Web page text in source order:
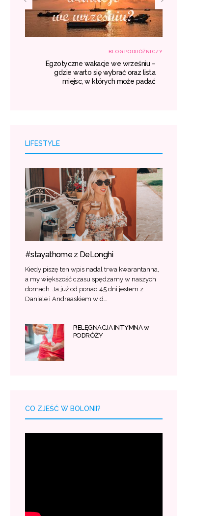
BLOG PODRÓŻNICZY
Egzotyczne wakacje we wrześniu –
gdzie warto się wybrać oraz lista
miejsc, w których może padać
LIFESTYLE
#stayathome z DeLonghi
Kiedy piszę ten wpis nadal trwa kwarantanna,
a my większość czasu spędzamy w naszych
domach. Ja już od ponad 45 dni jestem z
Daniele i Andreaskiem w d…
PIELĘGNACJA INTYMNA w
PODRÓŻY
CO ZJEŚĆ W BOLONII?